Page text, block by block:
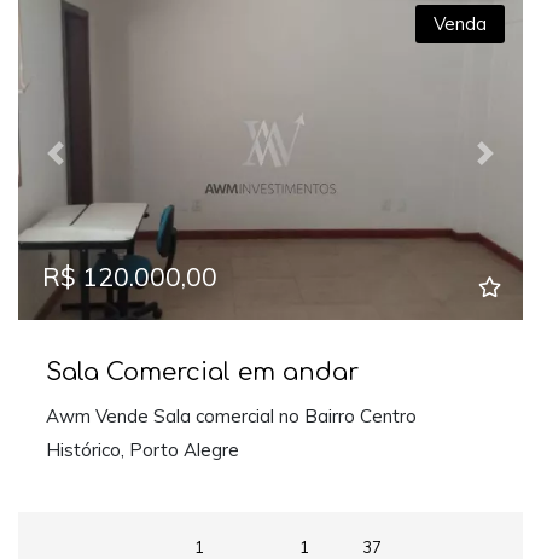
Previous Next
Venda
R$ 120.000,00
Sala Comercial em andar
Awm Vende Sala comercial no Bairro Centro
Histórico, Porto Alegre
1
1
37